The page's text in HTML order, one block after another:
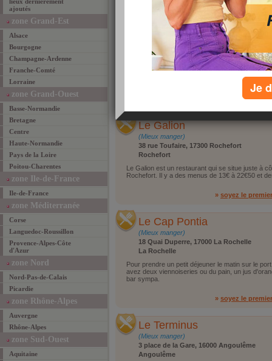
ajoutés
zone Grand-Est
Alsace
Bourgogne
Champagne-Ardenne
Franche-Comté
Lorraine
zone Grand-Ouest
Basse-Normandie
Bretagne
Centre
Haute-Normandie
Pays de la Loire
Poitou-Charentes
zone Ile-de-France
Ile-de-France
zone Méditerranée
Corse
Languedoc-Roussillon
Provence-Alpes-Côte
d'Azur
zone Nord
Nord-Pas-de-Calais
Picardie
zone Rhône-Alpes
Auvergne
Rhône-Alpes
zone Sud-Ouest
Aquitaine
La cave'a'so
(Mieux manger)
29 Quai Gabut, 17000 La Rochelle
La Rochelle
La Cav'a'so est un bar à vin et à cocktail. Il
accueillant et on peut assister à de charmants
soyez le
Le Galion
(Mieux manger)
38 rue Toufaire, 17300 Rochefort
Rochefort
Le Galion est un restaurant qui se situe juste à
Rochefort. Il y a des menus de 13€ à 22€50 et
» soyez le
Le Cap Pontia
(Mieux manger)
18 Quai Duperre, 17000 La Rochelle
La Rochelle
Pour prendre un petit déjeuner le matin sur le
avez deux viennoiseries ou du pain, un jus
bar sympa.
» soyez le
Le Terminus
(Mieux manger)
3 place de la Gare, 16000 Angoulême
Angoulême
Je